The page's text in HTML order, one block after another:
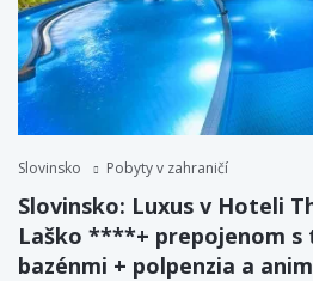
Slovinsko Pobyty v zahraničí
Slovinsko: Luxus v Hoteli
Laško ****+ prepojenom s
bazénmi + polpenzia a